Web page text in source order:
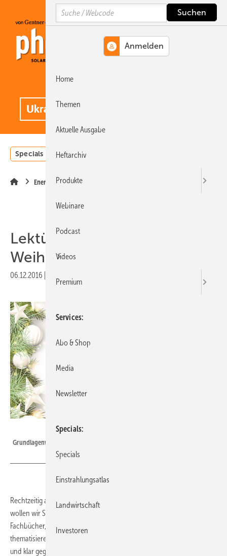
Hauptinhalt
Hauptmenü
SiteSearch
Specials Einstrahlungsatlas
Energiewende
Lektüre unterm
Weihnachtsbaum
06.12.2016
Grundlagenwerk für Studierende
Rechtzeitig an Weihnachten denken – mit unseren Büchertipps
wollen wir Sie unterstützen. In der Vorweihnachtszeit stellen wir Ihnen
Fachbücher, Krimis und Filme vor, die erneuerbare Energien
thematisieren. Ein Fachbuch für Studierende vermittelt übersichtlich
und klar gegliedert die Technik aller erneuerbaren Energieformen.
Search
Home
Themen
Aktuelle Ausgabe
Heftarchiv
Produkte
Webinare
Podcast
Videos
Premium
Services
Abo & Shop
Media
Newsletter
Specials
Specials
Einstrahlungsatlas
Landwirtschaft
Investoren